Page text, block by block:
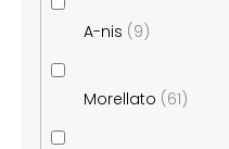
A-nis 9
Morellato 61